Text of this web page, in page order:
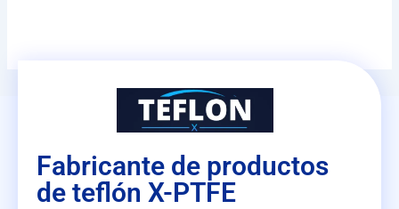
Fabricante de productos
de teflón X-PTFE